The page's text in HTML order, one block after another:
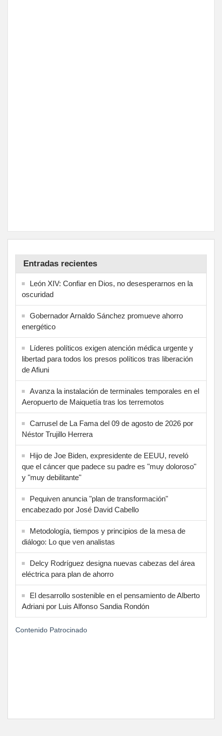
Entradas recientes
León XIV: Confiar en Dios, no desesperarnos en la
oscuridad
Gobernador Arnaldo Sánchez promueve ahorro
energético
Líderes políticos exigen atención médica urgente y
libertad para todos los presos políticos tras liberación
de Afiuni
Avanza la instalación de terminales temporales en el
Aeropuerto de Maiquetía tras los terremotos
Carrusel de La Fama del 09 de agosto de 2026 por
Néstor Trujillo Herrera
Hijo de Joe Biden, expresidente de EEUU, reveló
que el cáncer que padece su padre es "muy doloroso"
y "muy debilitante"
Pequiven anuncia "plan de transformación"
encabezado por José David Cabello
Metodología, tiempos y principios de la mesa de
diálogo: Lo que ven analistas
Delcy Rodríguez designa nuevas cabezas del área
eléctrica para plan de ahorro
El desarrollo sostenible en el pensamiento de Alberto
Adriani por Luis Alfonso Sandia Rondón
Contenido Patrocinado